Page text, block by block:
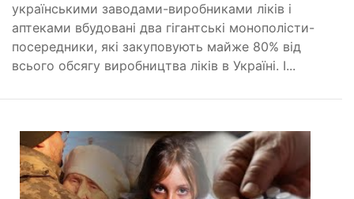
українськими заводами-виробниками ліків і
аптеками вбудовані два гігантські монополісти-
посередники, які закуповують майже 80% від
всього обсягу виробництва ліків в Україні. І...